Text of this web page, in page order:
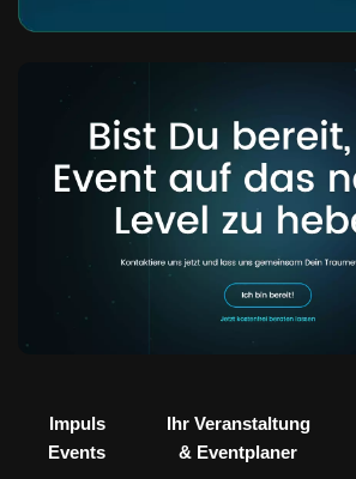
Impuls
Events
Ihr Veranstaltung
& Eventplaner